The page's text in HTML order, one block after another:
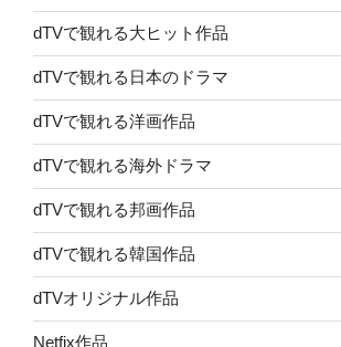
dTVで観れる大ヒット作品
dTVで観れる日本のドラマ
dTVで観れる洋画作品
dTVで観れる海外ドラマ
dTVで観れる邦画作品
dTVで観れる韓国作品
dTVオリジナル作品
Netfix作品